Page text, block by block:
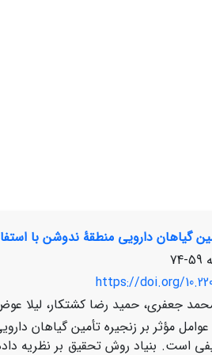
گیاهان دارویی منطقۀ ندوشن با
59-74
https://doi.org/
جعفری، حمید رضا کشتکار، لیلا
مؤثر بر زنجیره تأمین گیاهان
است. بنیاد روش تحقیق بر نظریه